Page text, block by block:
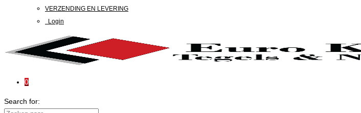
VERZENDING EN LEVERING
Login
0
Search for: